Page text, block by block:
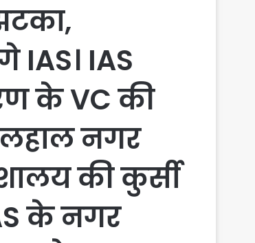
IAS। IAS
के VC की
नगर
की कुर्सी
के नगर